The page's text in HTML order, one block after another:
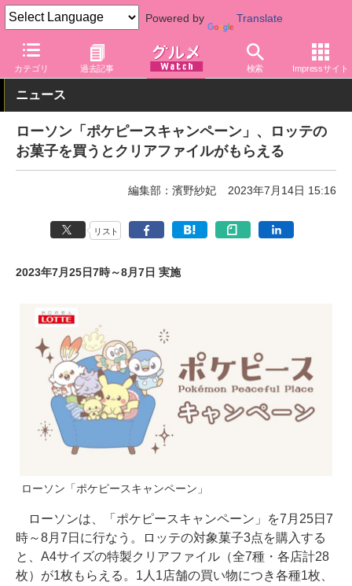
Powered by Translate
カテゴリ 過去記事 検索 Impressサイト
グルメ Watch 店舗 コンビニ ローソン
ニュース
ローソン「ポケピースキャンペーン」、ロッテの
お菓子を買うとクリアファイルがもらえる
編集部：濱野紗妃 2023年7月14日 15:16
リスト
2023年7月25日7時～8月7日 実施
ローソン「ポケピースキャンペーン」
ローソンは、「ポケピースキャンペーン」を7月25日7
時～8月7日に行なう。ロッテの対象菓子3点を購入する
と、A4サイズの特製クリアファイル（全7種・各店計28
枚）が1枚もらえる。1人1店舗の買い物につき各種1枚、